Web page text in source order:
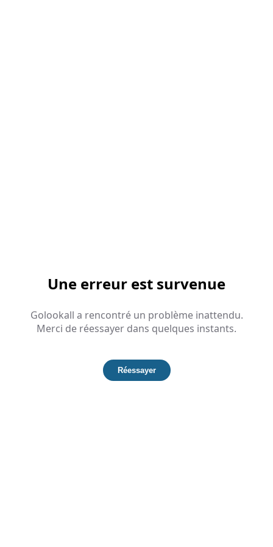
Une erreur est survenue
Golookall a rencontré un problème inattendu.
Merci de réessayer dans quelques instants.
Réessayer